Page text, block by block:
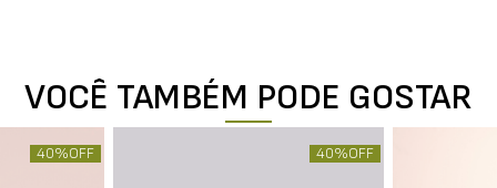
VOCÊ TAMBÉM PODE GOSTAR
40%OFF 40%OFF